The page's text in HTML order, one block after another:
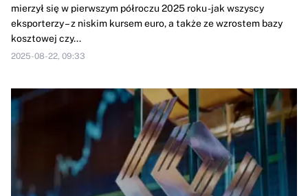
mierzył się w pierwszym półroczu 2025 roku -jak wszyscy
eksporterzy – z niskim kursem euro, a także ze wzrostem bazy
kosztowej czy...
2025-08-22, 09:33